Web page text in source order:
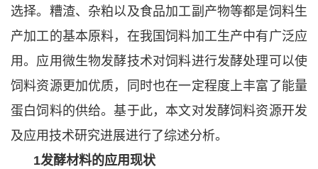
选择。糟渣、杂粕以及食品加工副产物等都是饲料生
产加工的基本原料，在我国饲料加工生产中有广泛应
用。应用微生物发酵技术对饲料进行发酵处理可以使
饲料资源更加优质，同时也在一定程度上丰富了能量
蛋白饲料的供给。基于此，本文对发酵饲料资源开发
及应用技术研究进展进行了综述分析。
1发酵材料的应用现状